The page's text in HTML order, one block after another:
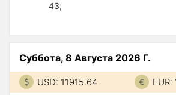
43;
Суббота, 8 Августа 2026 Г.
USD: 11915.64